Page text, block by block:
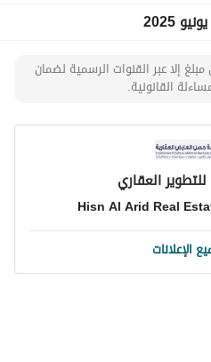
إلا عبر القنوات الرسمية لضمان
القانونية.
العقاري
Hisn Al Arid Real
الإعلانات